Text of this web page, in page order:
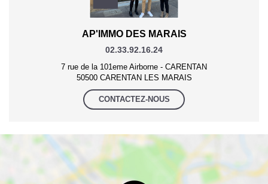
AP'IMMO DES MARAIS
02.33.92.16.24
7 rue de la 101eme Airborne - CARENTAN
50500 CARENTAN LES MARAIS
CONTACTEZ-NOUS